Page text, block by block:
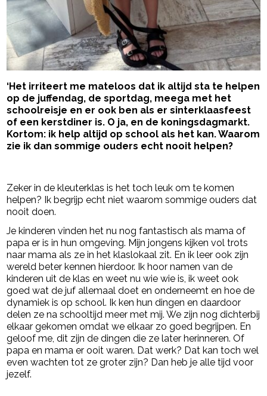
‘Het irriteert me mateloos dat ik altijd sta te helpen
op de juffendag, de sportdag, meega met het
schoolreisje en er ook ben als er sinterklaasfeest
of een kerstdiner is. O ja, en de koningsdagmarkt.
Kortom: ik help altijd op school als het kan. Waarom
zie ik dan sommige ouders echt nooit helpen?
Zeker in de kleuterklas is het toch leuk om te komen
helpen? Ik begrijp echt niet waarom sommige ouders dat
nooit doen.
Je kinderen vinden het nu nog fantastisch als mama of
papa er is in hun omgeving. Mijn jongens kijken vol trots
naar mama als ze in het klaslokaal zit. En ik leer ook zijn
wereld beter kennen hierdoor. Ik hoor namen van de
kinderen uit de klas en weet nu wie wie is, ik weet ook
goed wat de juf allemaal doet en onderneemt en hoe de
dynamiek is op school. Ik ken hun dingen en daardoor
delen ze na schooltijd meer met mij. We zijn nog dichterbij
elkaar gekomen omdat we elkaar zo goed begrijpen. En
geloof me, dit zijn de dingen die ze later herinneren. Of
papa en mama er ooit waren. Dat werk? Dat kan toch wel
even wachten tot ze groter zijn? Dan heb je alle tijd voor
jezelf.